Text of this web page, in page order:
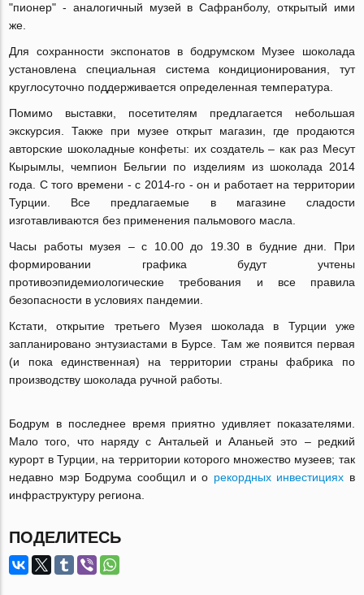
"пионер" - аналогичный музей в Сафранболу, открытый ими
же.
Для сохранности экспонатов в бодрумском Музее шоколада
установлена специальная система кондиционирования, тут
круглосуточно поддерживается определенная температура.
Помимо выставки, посетителям предлагается небольшая
экскурсия. Также при музее открыт магазин, где продаются
авторские шоколадные конфеты: их создатель – как раз Месут
Кырымлы, чемпион Бельгии по изделиям из шоколада 2014
года. С того времени - с 2014-го - он и работает на территории
Турции. Все предлагаемые в магазине сладости
изготавливаются без применения пальмового масла.
Часы работы музея – с 10.00 до 19.30 в будние дни. При
формировании графика будут учтены
противоэпидемиологические требования и все правила
безопасности в условиях пандемии.
Кстати, открытие третьего Музея шоколада в Турции уже
запланировано энтузиастами в Бурсе. Там же появится первая
(и пока единственная) на территории страны фабрика по
производству шоколада ручной работы.
Бодрум в последнее время приятно удивляет показателями.
Мало того, что наряду с Антальей и Аланьей это – редкий
курорт в Турции, на территории которого множество музеев; так
недавно мэр Бодрума сообщил и о рекордных инвестициях в
инфраструктуру региона.
ПОДЕЛИТЕСЬ